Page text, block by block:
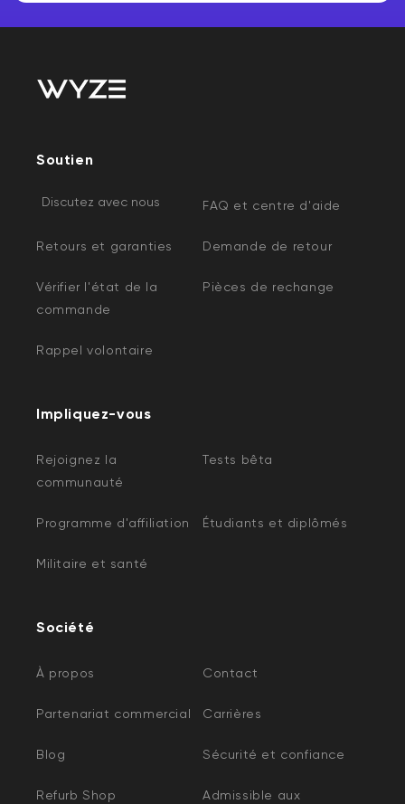
Soutien
Discutez avec nous FAQ et centre d'aide
Retours et garanties Demande de retour
Vérifier l'état de la
commande
Pièces de rechange
Rappel volontaire
Impliquez-vous
Rejoignez la
communauté
Tests bêta
Programme d'affiliation Étudiants et diplômés
Militaire et santé
Société
À propos Contact
Partenariat commercial Carrières
Blog Sécurité et confiance
Refurb Shop
Admissible aux